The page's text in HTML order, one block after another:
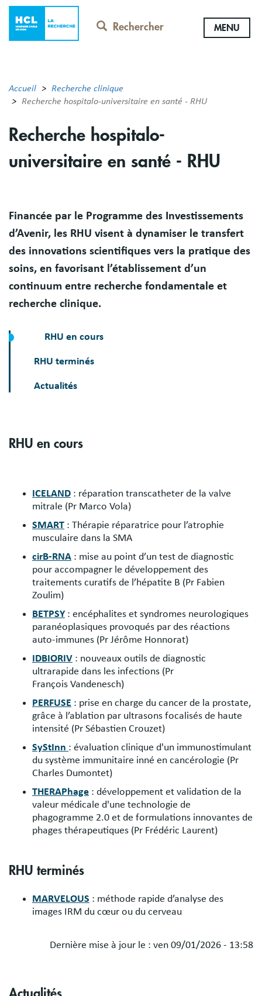
Aller
contenu
Rechercher MENU
Accueil
Recherche clinique
Recherche hospitalo-universitaire en santé - RHU
Recherche hospitalo-
universitaire en santé - RHU
Résumé
Financée par le Programme des Investissements
d’Avenir, les RHU visent à dynamiser le transfert
des innovations scientifiques vers la pratique des
soins, en favorisant l’établissement d’un
continuum entre recherche fondamentale et
recherche clinique.
RHU en cours
RHU terminés
Actualités
Sections
RHU en cours
ICELAND : réparation transcatheter de la valve
mitrale (Pr Marco Vola)
SMART : Thérapie réparatrice pour l’atrophie
musculaire dans la SMA
cirB-RNA : mise au point d’un test de diagnostic
pour accompagner le développement des
traitements curatifs de l’hépatite B (Pr Fabien
Zoulim)
BETPSY : encéphalites et syndromes neurologiques
paranéoplasiques provoqués par des réactions
auto-immunes (Pr Jérôme Honnorat)
IDBIORIV : nouveaux outils de diagnostic
ultrarapide dans les infections (Pr
François Vandenesch)
PERFUSE : prise en charge du cancer de la prostate,
grâce à l’ablation par ultrasons focalisés de haute
intensité (Pr Sébastien Crouzet)
SyStInn : évaluation clinique d'un immunostimulant
du système immunitaire inné en cancérologie (Pr
Charles Dumontet)
THERAPhage : développement et validation de la
valeur médicale d'une technologie de
phagogramme 2.0 et de formulations innovantes de
phages thérapeutiques (Pr Frédéric Laurent)
RHU terminés
MARVELOUS : méthode rapide d’analyse des
images IRM du cœur ou du cerveau
Dernière mise à jour le : ven 09/01/2026 - 13:58